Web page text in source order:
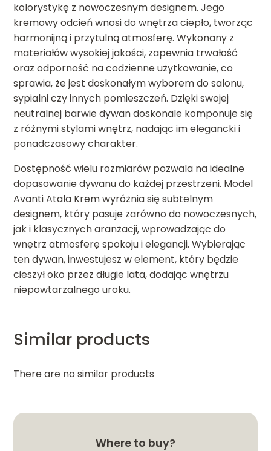
kolorystykę z nowoczesnym designem. Jego
kremowy odcień wnosi do wnętrza ciepło, tworząc
harmonijną i przytulną atmosferę. Wykonany z
materiałów wysokiej jakości, zapewnia trwałość
oraz odporność na codzienne użytkowanie, co
sprawia, że jest doskonałym wyborem do salonu,
sypialni czy innych pomieszczeń. Dzięki swojej
neutralnej barwie dywan doskonale komponuje się
z różnymi stylami wnętrz, nadając im elegancki i
ponadczasowy charakter.
Dostępność wielu rozmiarów pozwala na idealne
dopasowanie dywanu do każdej przestrzeni. Model
Avanti Atala Krem wyróżnia się subtelnym
designem, który pasuje zarówno do nowoczesnych,
jak i klasycznych aranżacji, wprowadzając do
wnętrz atmosferę spokoju i elegancji. Wybierając
ten dywan, inwestujesz w element, który będzie
cieszył oko przez długie lata, dodając wnętrzu
niepowtarzalnego uroku.
Similar products
There are no similar products
Where to buy?